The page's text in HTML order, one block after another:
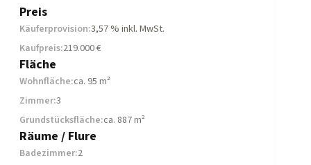
Preis
Käuferprovision:3,57 % inkl. MwSt.
Kaufpreis:219.000 €
Fläche
Wohnfläche:ca. 95 m²
Zimmer:3
Grundstücksfläche:ca. 887 m²
Räume / Flure
Badezimmer:2